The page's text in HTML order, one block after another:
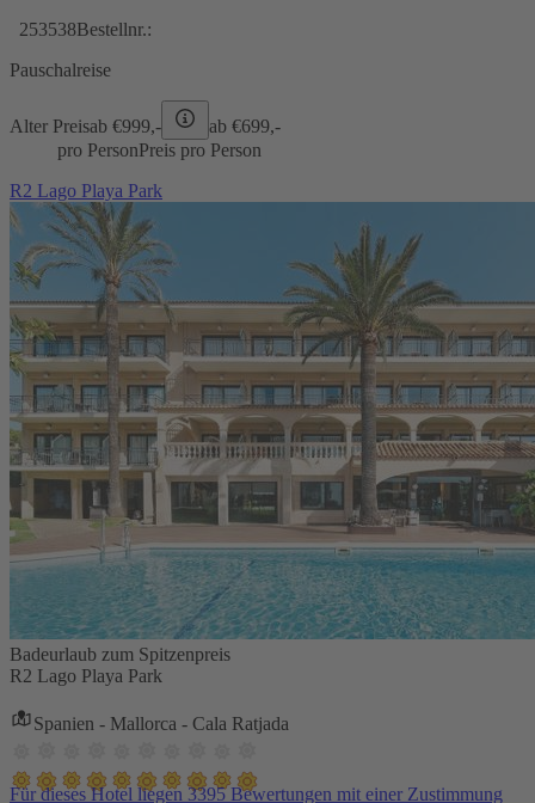
253538Bestellnr.:
Pauschalreise
Alter Preisab €999,- ab €699,-
pro PersonPreis pro Person
R2 Lago Playa Park
Badeurlaub zum Spitzenpreis
R2 Lago Playa Park
Spanien - Mallorca - Cala Ratjada
Für dieses Hotel liegen 3395 Bewertungen mit einer Zustimmung